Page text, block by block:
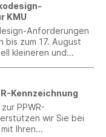
KMU
Anforderungen
bis zum 17. August
kleineren und
Kennzeichnung
PPWR-
wir Sie bei
Ihren